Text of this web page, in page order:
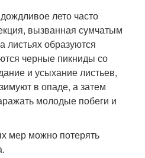
лето часто
вызванная сумчатым
листьях образуются
черные пикниды со
и усыхание листьев,
в опаде, а затем
молодые побеги и
мер можно потерять